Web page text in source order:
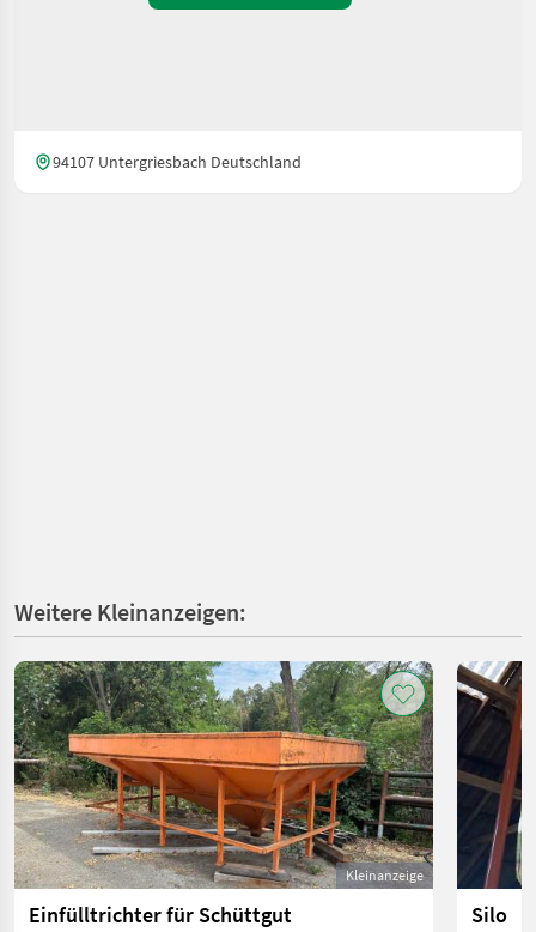
94107 Untergriesbach Deutschland
Weitere Kleinanzeigen:
Kleinanzeige
Einfülltrichter für Schüttgut
Silo